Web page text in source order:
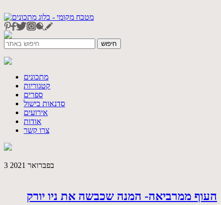
מתכונים
קטגוריות
ספרים
סדנאות בישול
אירועים
אודות
צרו קשר
3 בפברואר 2021
העוף ממרביאה- המנה שכבשה את ניו יורק